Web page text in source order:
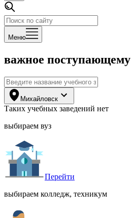
Меню
важное поступающему
Михайловск
Таких учебных заведений нет
выбираем вуз
Перейти
выбираем колледж, техникум